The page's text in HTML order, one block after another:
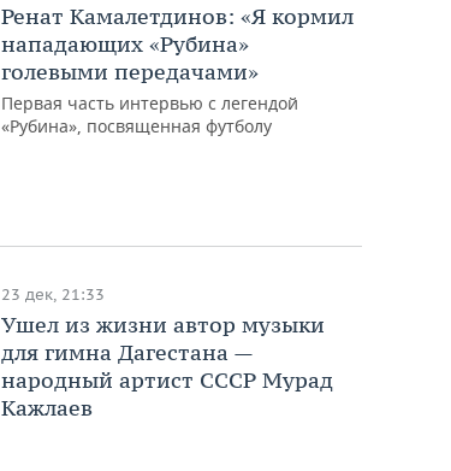
Ренат Камалетдинов: «Я кормил
нападающих «Рубина»
голевыми передачами»
Первая часть интервью с легендой
«Рубина», посвященная футболу
23 дек, 21:33
Ушел из жизни автор музыки
для гимна Дагестана —
народный артист СССР Мурад
Кажлаев